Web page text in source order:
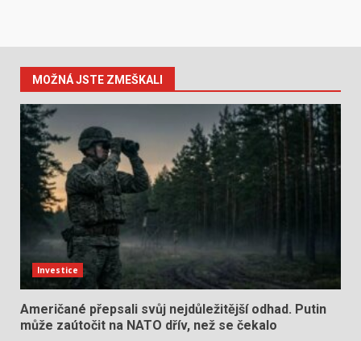
MOŽNÁ JSTE ZMEŠKALI
Investice
Američané přepsali svůj nejdůležitější odhad. Putin
může zaútočit na NATO dřív, než se čekalo